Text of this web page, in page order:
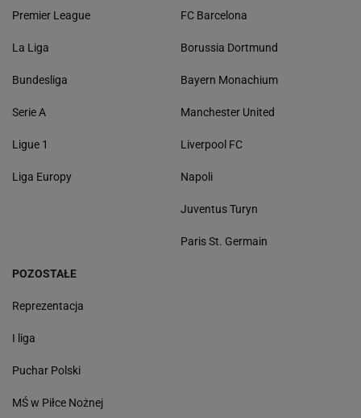
Premier League
La Liga
Bundesliga
Serie A
Ligue 1
Liga Europy
FC Barcelona
Borussia Dortmund
Bayern Monachium
Manchester United
Liverpool FC
Napoli
Juventus Turyn
Paris St. Germain
POZOSTAŁE
Reprezentacja
I liga
Puchar Polski
MŚ w Piłce Nożnej